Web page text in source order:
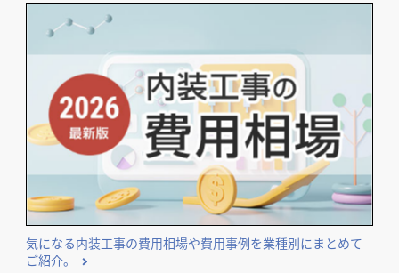
気になる内装工事の費用相場や費用事例を業種別にまとめて
ご紹介。